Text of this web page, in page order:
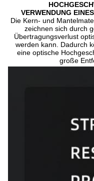
VERWENDUNG
Die Kern- und
zeichnen sich durch
Übertragungsverlust
werden kann. Dadurch
eine optische
große